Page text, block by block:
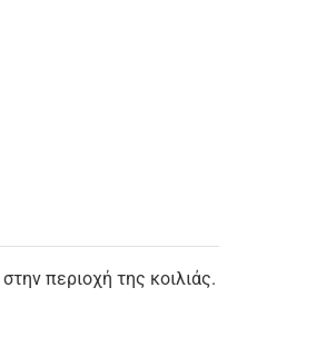
περιοχή της κοιλιάς.